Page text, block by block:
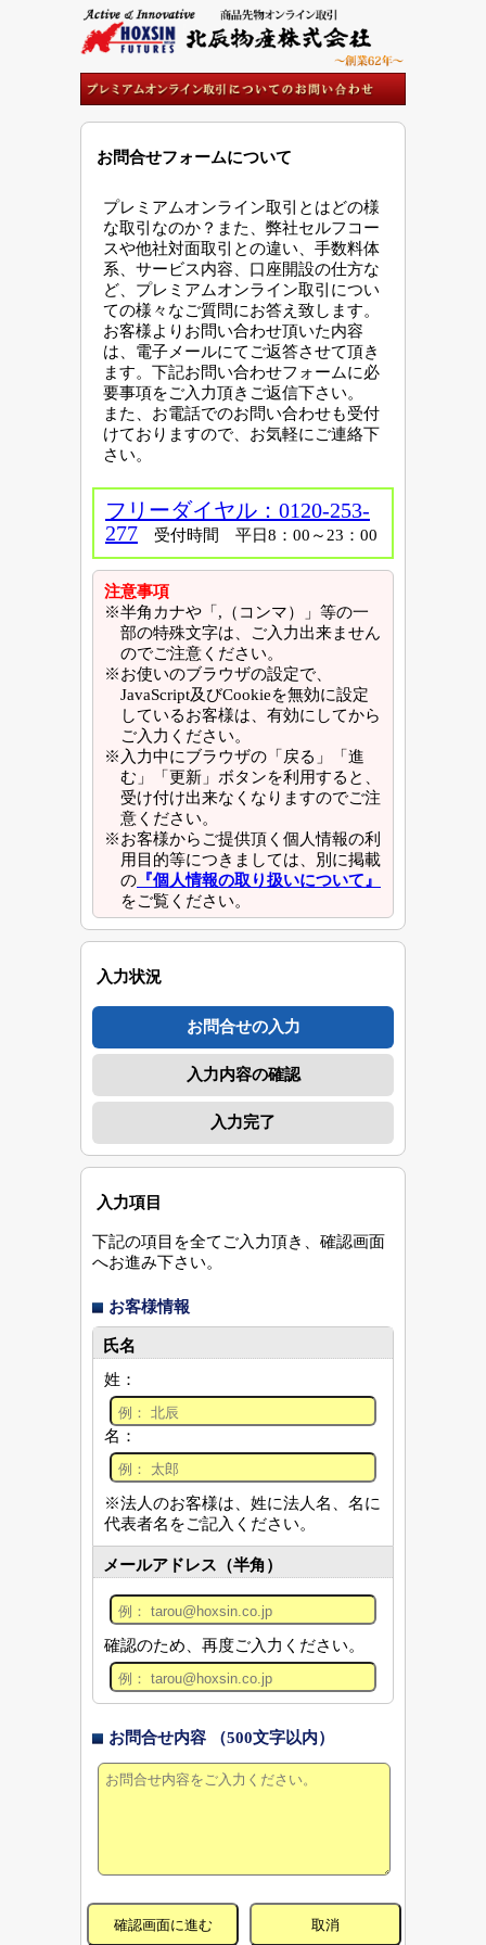
お問合せフォームについて
プレミアムオンライン取引とはどの様
な取引なのか？また、弊社セルフコー
スや他社対面取引との違い、手数料体
系、サービス内容、口座開設の仕方な
ど、プレミアムオンライン取引につい
ての様々なご質問にお答え致します。
お客様よりお問い合わせ頂いた内容
は、電子メールにてご返答させて頂き
ます。下記お問い合わせフォームに必
要事項をご入力頂きご返信下さい。
また、お電話でのお問い合わせも受付
けておりますので、お気軽にご連絡下
さい。
フリーダイヤル：0120-253-
277 受付時間 平日8：00～23：00
注意事項
※半角カナや「,（コンマ）」等の一
部の特殊文字は、ご入力出来ません
のでご注意ください。
※お使いのブラウザの設定で、
JavaScript及びCookieを無効に設定
しているお客様は、有効にしてから
ご入力ください。
※入力中にブラウザの「戻る」「進
む」「更新」ボタンを利用すると、
受け付け出来なくなりますのでご注
意ください。
※お客様からご提供頂く個人情報の利
用目的等につきましては、別に掲載
の 『個人情報の取り扱いについて』
をご覧ください。
入力状況
お問合せの入力
入力内容の確認
入力完了
入力項目
下記の項目を全てご入力頂き、確認画面
へお進み下さい。
お客様情報
氏名
姓：
名：
※法人のお客様は、姓に法人名、名に
代表者名をご記入ください。
メールアドレス（半角）
確認のため、再度ご入力ください。
お問合せ内容 （500文字以内）